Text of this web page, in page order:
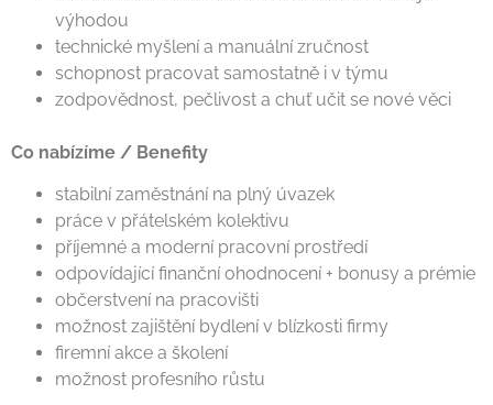
výhodou
technické myšlení a manuální zručnost
schopnost pracovat samostatně i v týmu
zodpovědnost, pečlivost a chuť učit se nové věci
Co nabízíme / Benefity
stabilní zaměstnání na plný úvazek
práce v přátelském kolektivu
příjemné a moderní pracovní prostředí
odpovídající finanční ohodnocení + bonusy a prémie
občerstvení na pracovišti
možnost zajištění bydlení v blízkosti firmy
firemní akce a školení
možnost profesního růstu